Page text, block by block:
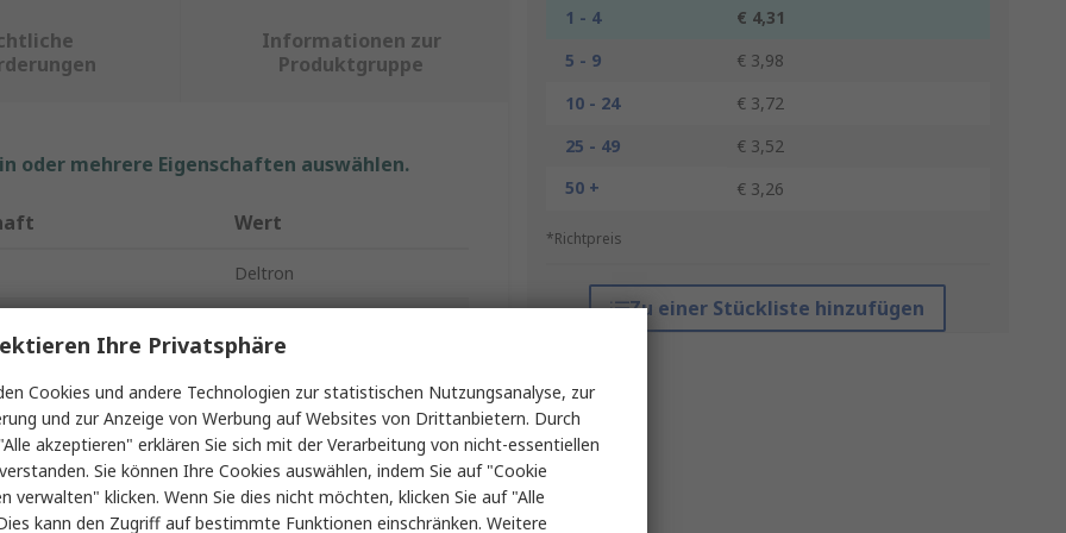
1 - 4
€ 4,31
5 - 9
€ 3,98
10 - 24
€ 3,72
25 - 49
€ 3,52
50 +
€ 3,26
*Richtpreis
Zu einer Stückliste hinzufügen
Informationen zur
Produktgruppe
oder mehrere Eigenschaften auswählen.
Wert
Deltron
Gerade
5A
Nickel
Ihre Privatsphäre
Cookies und andere Technologien zur statistischen Nutzungsanalyse, zur
und zur Anzeige von Werbung auf Websites von Drittanbietern. Durch
akzeptieren" erklären Sie sich mit der Verarbeitung von nicht-essentiellen
Sie können Ihre Cookies auswählen, indem Sie auf "Cookie
verwalten" klicken. Wenn Sie dies nicht möchten, klicken Sie auf "Alle
kann den Zugriff auf bestimmte Funktionen einschränken. Weitere